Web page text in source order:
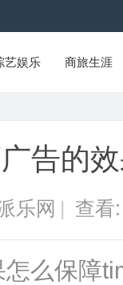
艺娱乐 商旅生涯
告的
乐网 | 查
么保障